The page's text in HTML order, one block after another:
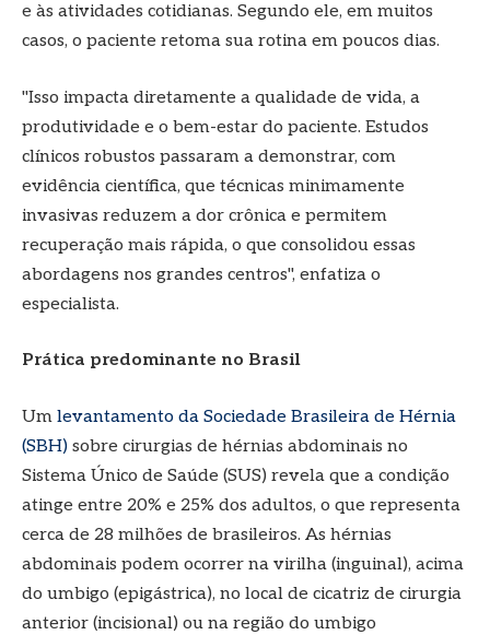
e às atividades cotidianas. Segundo ele, em muitos
casos, o paciente retoma sua rotina em poucos dias.
"Isso impacta diretamente a qualidade de vida, a
produtividade e o bem-estar do paciente. Estudos
clínicos robustos passaram a demonstrar, com
evidência científica, que técnicas minimamente
invasivas reduzem a dor crônica e permitem
recuperação mais rápida, o que consolidou essas
abordagens nos grandes centros", enfatiza o
especialista.
Prática predominante no Brasil
Um levantamento da Sociedade Brasileira de Hérnia
(SBH) sobre cirurgias de hérnias abdominais no
Sistema Único de Saúde (SUS) revela que a condição
atinge entre 20% e 25% dos adultos, o que representa
cerca de 28 milhões de brasileiros. As hérnias
abdominais podem ocorrer na virilha (inguinal), acima
do umbigo (epigástrica), no local de cicatriz de cirurgia
anterior (incisional) ou na região do umbigo